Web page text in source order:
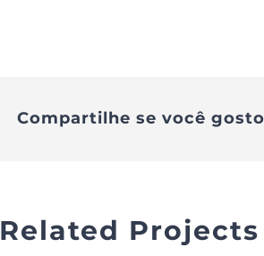
Compartilhe se você
Related Projects